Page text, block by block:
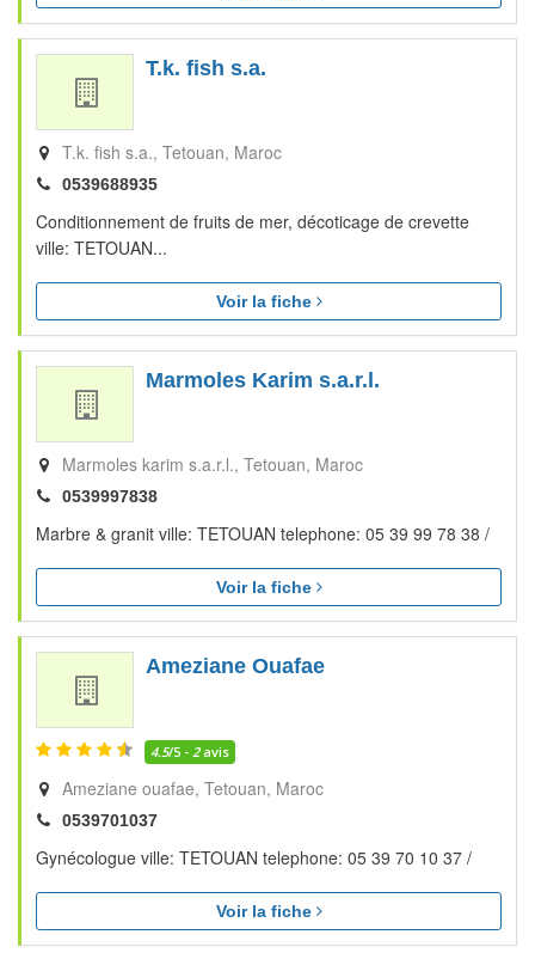
T.k. fish s.a.
T.k. fish s.a. Tetouan Maroc
0539688935
Conditionnement de fruits de mer, décoticage de crevette
ville: TETOUAN...
Voir la fiche
Marmoles Karim s.a.r.l.
Marmoles karim s.a.r.l. Tetouan Maroc
0539997838
Marbre & granit ville: TETOUAN telephone: 05 39 99 78 38 /
Voir la fiche
Ameziane Ouafae
4.5/5 - 2avis
Ameziane ouafae Tetouan Maroc
0539701037
Gynécologue ville: TETOUAN telephone: 05 39 70 10 37 /
Voir la fiche